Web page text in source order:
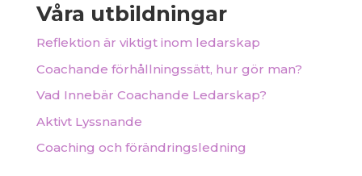
Våra utbildningar
Reflektion är viktigt inom ledarskap
Coachande förhållningssätt, hur gör man?
Vad Innebär Coachande Ledarskap?
Aktivt Lyssnande
Coaching och förändringsledning